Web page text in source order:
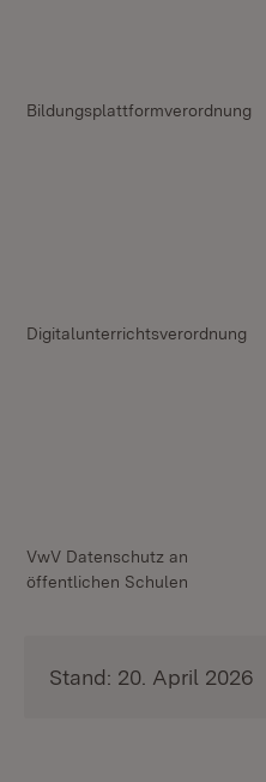
Bildungsplattformverordnung
Digitalunterrichtsverordnung
VwV Datenschutz an
öffentlichen Schulen
Stand: 20. April 2026